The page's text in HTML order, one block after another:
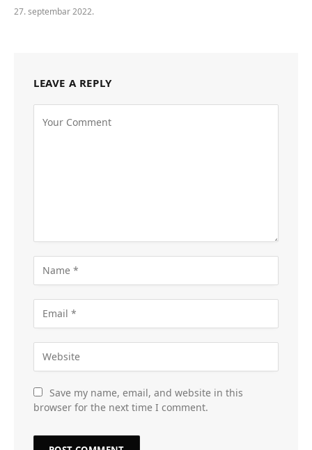
27. septembar 2022.
LEAVE A REPLY
Save my name, email, and website in this
browser for the next time I comment.